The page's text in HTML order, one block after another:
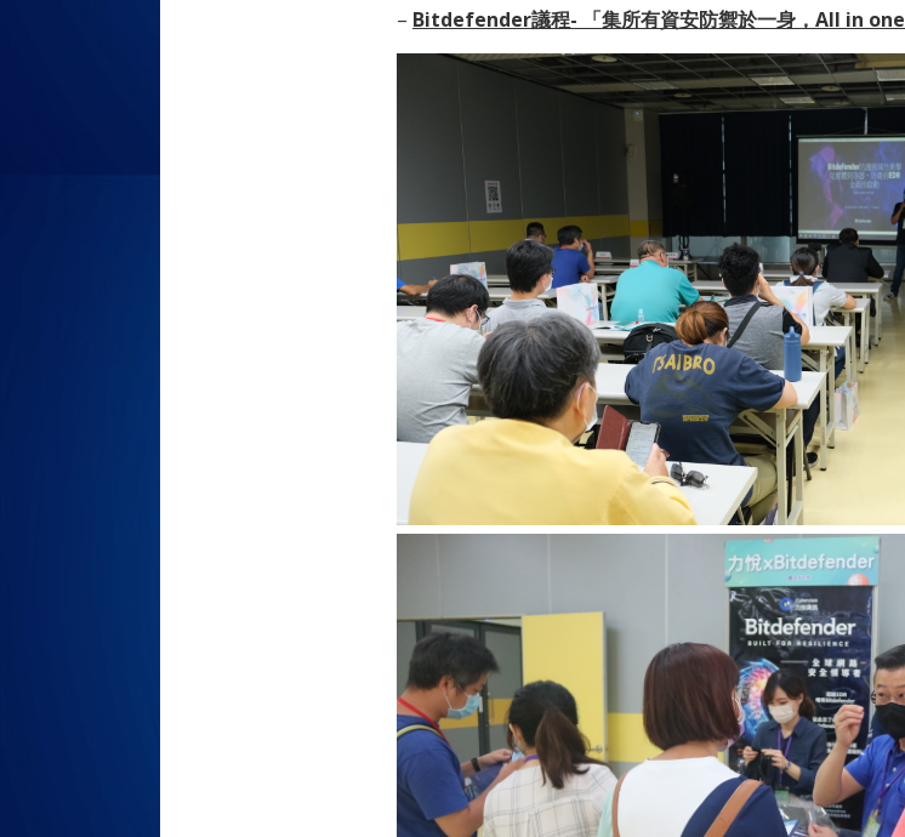
– Bitdefender議程- 「集所有資安防禦於一身， All in one